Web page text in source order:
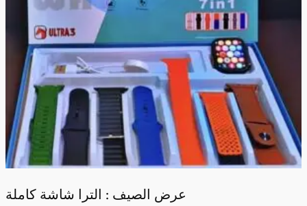
عرض الصيف : الترا شاشة كاملة